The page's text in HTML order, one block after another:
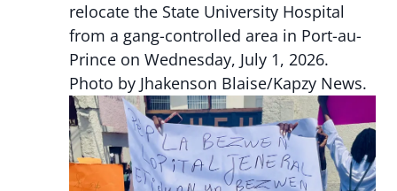
relocate the State University Hospital
from a gang-controlled area in Port-au-
Prince on Wednesday, July 1, 2026.
Photo by Jhakenson Blaise/Kapzy News.